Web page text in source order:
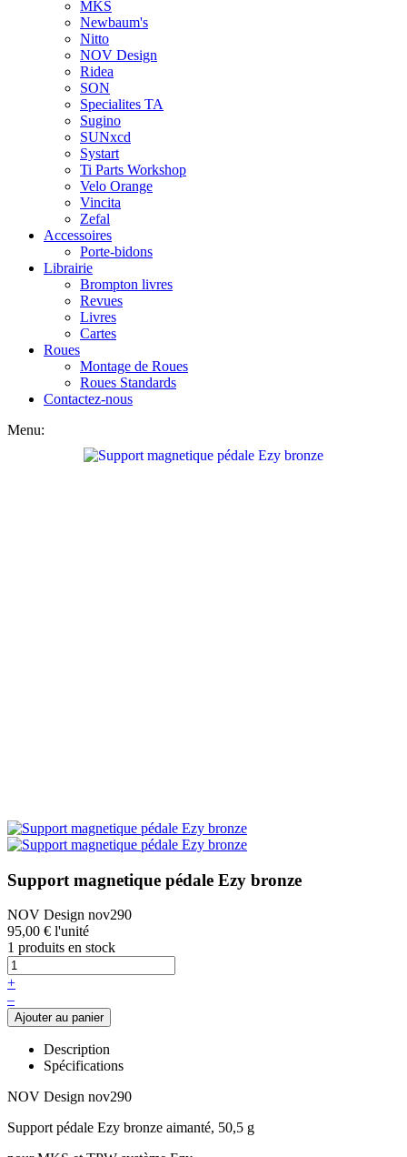
MKS
Newbaum's
Nitto
NOV Design
Ridea
SON
Specialites TA
Sugino
SUNxcd
Systart
Ti Parts Workshop
Velo Orange
Vincita
Zefal
Accessoires
Porte-bidons
Librairie
Brompton livres
Revues
Livres
Cartes
Roues
Montage de Roues
Roues Standards
Contactez-nous
Menu:
Support magnetique pédale Ezy bronze
NOV Design nov290
95,00 € l'unité
1 produits en stock
+
–
Description
Spécifications
NOV Design nov290
Support pédale Ezy bronze aimanté, 50,5 g